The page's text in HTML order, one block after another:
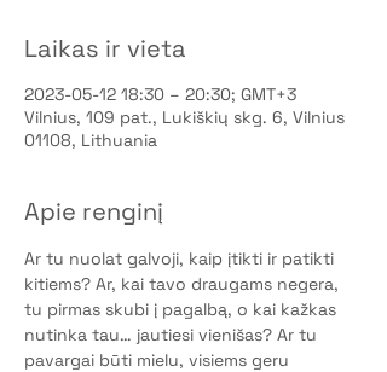
Laikas ir vieta
2023-05-12 18:30 – 20:30; GMT+3
Vilnius, 109 pat., Lukiškių skg. 6, Vilnius
01108, Lithuania
Apie renginį
Ar tu nuolat galvoji, kaip įtikti ir patikti
kitiems? Ar, kai tavo draugams negera,
tu pirmas skubi į pagalbą, o kai kažkas
nutinka tau… jautiesi vienišas? Ar tu
pavargai būti mielu, visiems geru